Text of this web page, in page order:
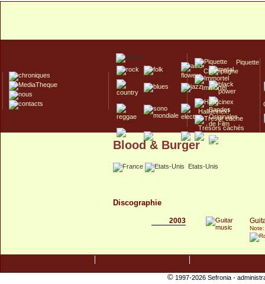
Piquette
Champagne
Immortel
Hallucinex!
Trésors cachés
Culte/Collector
Blood & Burger
Etats-Unis
Discographie
2003
©1997-2026 Sefronia -